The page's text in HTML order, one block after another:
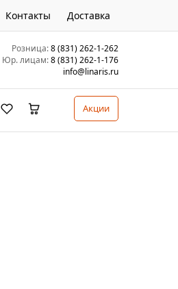
Контакты Доставка
Розница:8 (831) 262-1-262
Юр. лицам:8 (831) 262-1-176
info@linaris.ru
Акции